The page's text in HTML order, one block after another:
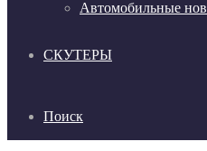
Автомобильные
СКУТЕРЫ
Поиск